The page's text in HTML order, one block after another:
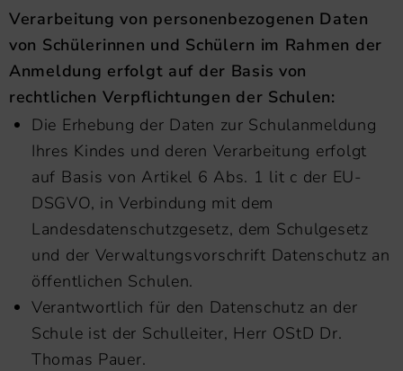
Verarbeitung von personenbezogenen Daten
von Schülerinnen und Schülern im Rahmen der
Anmeldung erfolgt auf der Basis von
rechtlichen Verpflichtungen der Schulen:
Die Erhebung der Daten zur Schulanmeldung
Ihres Kindes und deren Verarbeitung erfolgt
auf Basis von Artikel 6 Abs. 1 lit c der EU-
DSGVO, in Verbindung mit dem
Landesdatenschutzgesetz, dem Schulgesetz
und der Verwaltungsvorschrift Datenschutz an
öffentlichen Schulen.
Verantwortlich für den Datenschutz an der
Schule ist der Schulleiter, Herr OStD Dr.
Thomas Pauer.